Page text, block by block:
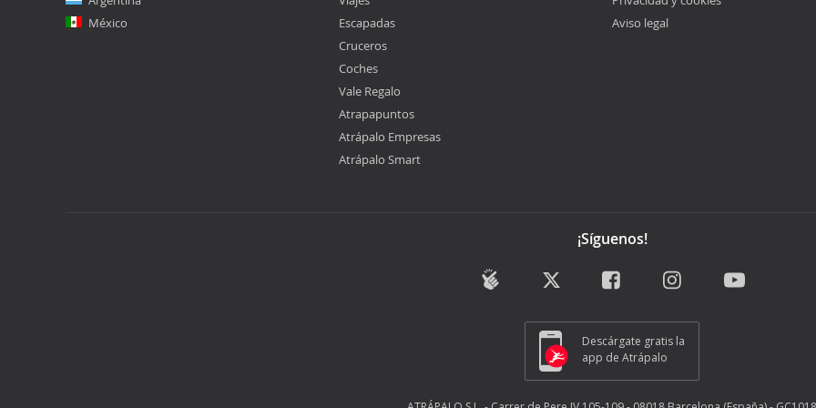
México
Escapadas
Cruceros
Coches
Vale Regalo
Atrapapuntos
Atrápalo Empresas
Atrápalo Smart
Aviso legal
¡Síguenos!
Descárgate gratis la
app de Atrápalo